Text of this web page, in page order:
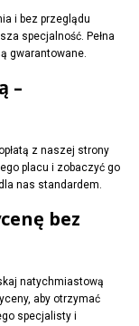
i bez przeglądu
specjalność. Pełna
gwarantowane.
–
z naszej strony
placu i zobaczyć go
nas standardem.
bez
natychmiastową
aby otrzymać
specjalisty i